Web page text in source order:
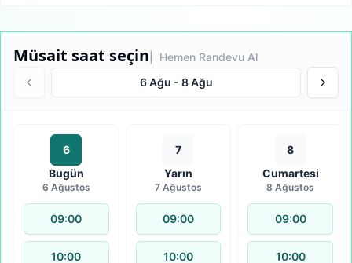
Müsait saat seçin | Hemen Randevu Al
6 Ağu - 8 Ağu
6
Bugün
6 Ağustos
09:00
10:00
7
Yarın
7 Ağustos
09:00
10:00
8
Cumartesi
8 Ağustos
09:00
10:00